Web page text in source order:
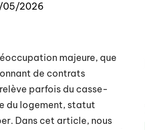
05/2026
majeure, que
de contrats
parfois du casse-
du logement, statut
Dans cet article, nous